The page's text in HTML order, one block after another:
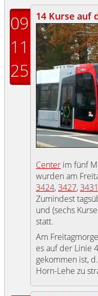
09
11
25
14 Kurse auf
Center im fünf
wurden am
3424,3427,3431
Zumindest
und (sechs
statt.
Am
es auf der Linie
gekommen ist,
Horn-Lehe zu